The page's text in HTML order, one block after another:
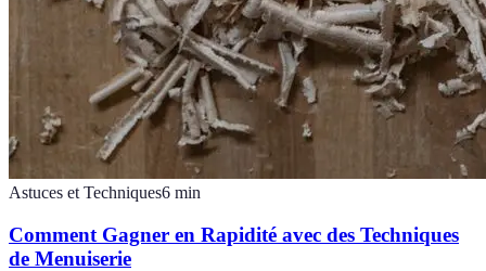
Astuces et Techniques6 min
Comment Gagner en Rapidité avec des Techniques
de Menuiserie